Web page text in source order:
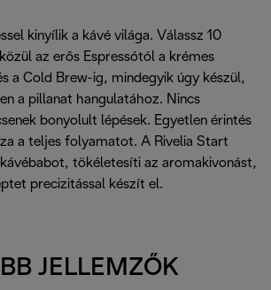
kinyílik a kávé világa. Válassz 10
az erős Espressótól a krémes
a Cold Brew-ig, mindegyik úgy készül,
a pillanat hangulatához. Nincs
bonyolult lépések. Egyetlen érintés
a teljes folyamatot. A Rivelia Start
tökéletesíti az aromakivonást,
precizitással készít el.
JELLEMZŐK